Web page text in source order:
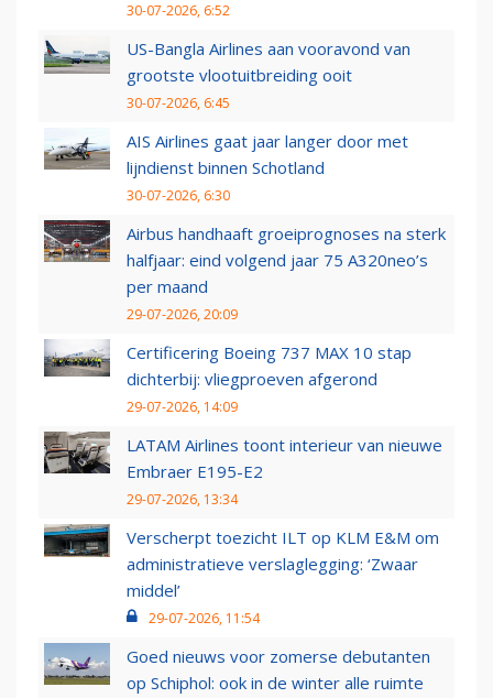
30-07-2026, 6:52
US-Bangla Airlines aan vooravond van
grootste vlootuitbreiding ooit
30-07-2026, 6:45
AIS Airlines gaat jaar langer door met
lijndienst binnen Schotland
30-07-2026, 6:30
Airbus handhaaft groeiprognoses na sterk
halfjaar: eind volgend jaar 75 A320neo’s
per maand
29-07-2026, 20:09
Certificering Boeing 737 MAX 10 stap
dichterbij: vliegproeven afgerond
29-07-2026, 14:09
LATAM Airlines toont interieur van nieuwe
Embraer E195-E2
29-07-2026, 13:34
Verscherpt toezicht ILT op KLM E&M om
administratieve verslaglegging: ‘Zwaar
middel’
29-07-2026, 11:54
Goed nieuws voor zomerse debutanten
op Schiphol: ook in de winter alle ruimte